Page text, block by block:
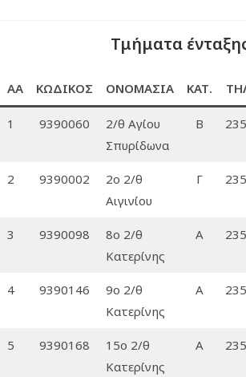
Τμήματα
ΑΑ ΚΩΔΙΚΟΣ ΟΝΟΜΑΣΙΑ ΚΑΤ.
1 9390060
2/θ Αγίου
Σπυρίδωνα
Β
2 9390002
2ο 2/θ
Αιγινίου
Γ
3 9390098
8ο 2/θ
Κατερίνης
Α
4 9390146
9ο 2/θ
Κατερίνης
Α
5 9390168
15ο 2/θ
Κατερίνης
Α